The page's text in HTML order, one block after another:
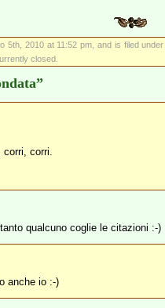
5th, 2010 at 11:52 pm, and is filed
closed.
corri, corri.
qualcuno coglie le citazioni :-)
anche io :-)